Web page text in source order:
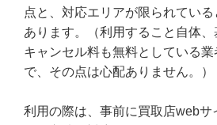
点と、対応エリアが限られてい
あります。（利用すること自体
キャンセル料も無料としている
で、その点は心配ありません。）
利用の際は、事前に買取店webサ